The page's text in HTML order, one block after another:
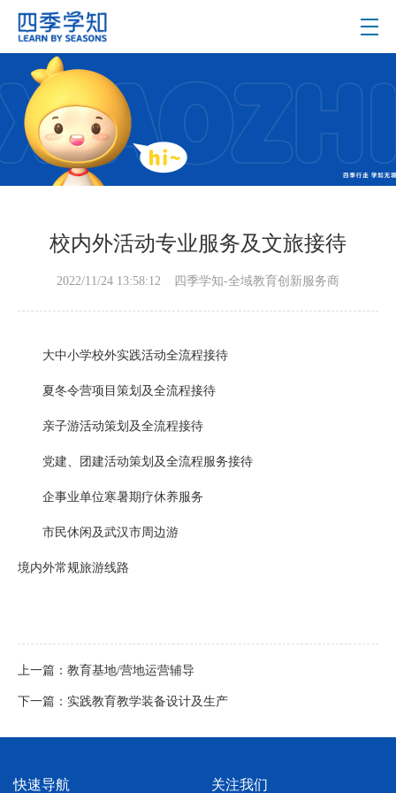
校内外活动专业服务及文旅接待
2022/11/24 13:58:12 四季学知-全域教育创新服务商
大中小学校外实践活动全流程接待
夏冬令营项目策划及全流程接待
亲子游活动策划及全流程接待
党建、团建活动策划及全流程服务接待
企事业单位寒暑期疗休养服务
市民休闲及武汉市周边游
境内外常规旅游线路
上一篇： 教育基地/营地运营辅导
下一篇： 实践教育教学装备设计及生产
快速导航 关注我们